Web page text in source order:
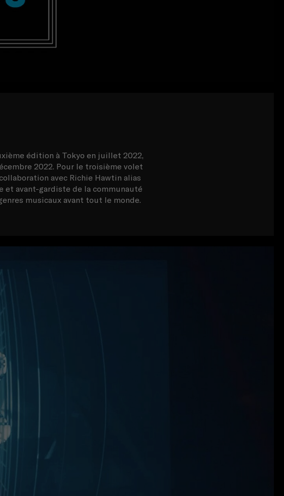
édition à Tokyo en juillet 2022,
2022. Pour le troisième volet
avec Richie Hawtin alias
et avant-gardiste de la communauté
musicaux avant tout le monde.